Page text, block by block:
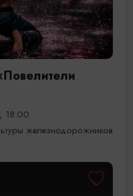
18:00
железнодорожников